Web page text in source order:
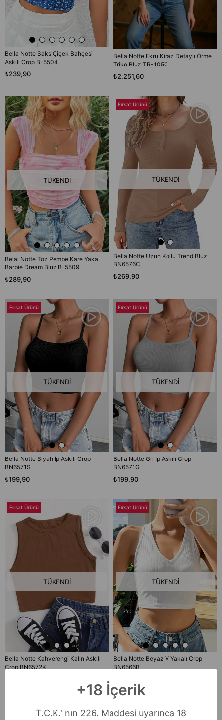
Bella Notte Saks Çiçek Bahçesi
Askılı Crop B-5504
₺239,90
Bella Notte Ekru Kiraz Detaylı Örme
Triko Bluz TR-1050
₺2.251,60
TÜKENDI
Belal Notte Toz Pembe Kare Yaka
Barbie Dream Bluz B-5509
₺289,90
TÜKENDI
Bella Notte Uzun Kollu Trend Bluz
BN6576C
₺269,90
Fırsat Ürünü
TÜKENDI
Bella Notte Siyah İp Askılı Crop
BN6571S
₺199,90
Fırsat Ürünü
TÜKENDI
Bella Notte Gri İp Askılı Crop
BN6571G
₺199,90
Fırsat Ürünü
TÜKENDI
Bella Notte Kahverengi Kalın Askılı
Crop BN6572K
Fırsat Ürünü
TÜKENDI
Bella Notte Beyaz V Yakalı Crop
BN6566B
Fırsat Ürünü
+18 İçerik
T.C.K.' nın 226. Maddesi uyarınca 18